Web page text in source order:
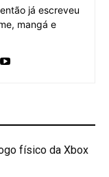
já escreveu
mangá e
físico da Xbox